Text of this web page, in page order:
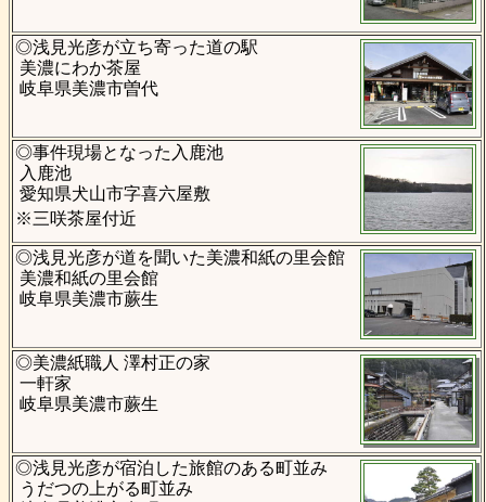
◎浅見光彦が立ち寄った道の駅
美濃にわか茶屋
岐阜県美濃市曽代
◎事件現場となった入鹿池
入鹿池
愛知県犬山市字喜六屋敷
※三咲茶屋付近
◎浅見光彦が道を聞いた美濃和紙の里会館
美濃和紙の里会館
岐阜県美濃市蕨生
◎美濃紙職人 澤村正の家
一軒家
岐阜県美濃市蕨生
◎浅見光彦が宿泊した旅館のある町並み
うだつの上がる町並み